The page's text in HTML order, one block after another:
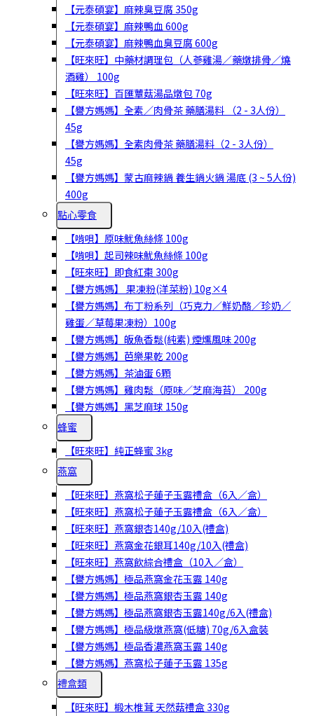
【元泰碩宴】麻辣臭豆腐 350g
【元泰碩宴】麻辣鴨血 600g
【元泰碩宴】麻辣鴨血臭豆腐 600g
【旺來旺】中藥材調理包（人蔘雞湯／藥燉排骨／燒
酒雞） 100g
【旺來旺】百匯蕈菇湯品燉包 70g
【譽方媽媽】全素／肉骨茶 藥膳湯料 （2 - 3人份）
45g
【譽方媽媽】全素肉骨茶 藥膳湯料（2 - 3人份）
45g
【譽方媽媽】蒙古麻辣鍋 養生鍋火鍋 湯底 (3 ~ 5人份)
400g
點心零食
【啃唄】原味魷魚絲條 100g
【啃唄】起司辣味魷魚絲條 100g
【旺來旺】即食紅棗 300g
【譽方媽媽】 果凍粉(洋菜粉) 10g×4
【譽方媽媽】布丁粉系列（巧克力／鮮奶酪／珍奶／
雞蛋／草莓果凍粉）100g
【譽方媽媽】皈魚香鬆(純素) 煙燻風味 200g
【譽方媽媽】芭樂果乾 200g
【譽方媽媽】茶滷蛋 6顆
【譽方媽媽】雞肉鬆（原味／芝麻海苔） 200g
【譽方媽媽】黑芝麻球 150g
蜂蜜
【旺來旺】純正蜂蜜 3kg
燕窩
【旺來旺】燕窩松子蓮子玉露禮盒（6入／盒）
【旺來旺】燕窩松子蓮子玉露禮盒（6入／盒）
【旺來旺】燕窩銀杏140g/10入(禮盒)
【旺來旺】燕窩金花銀耳140g/10入(禮盒)
【旺來旺】燕窩飲綜合禮盒（10入／盒）
【譽方媽媽】極品燕窩金花玉露 140g
【譽方媽媽】極品燕窩銀杏玉露 140g
【譽方媽媽】極品燕窩銀杏玉露140g/6入(禮盒)
【譽方媽媽】極品級燉燕窩(低糖) 70g/6入盒裝
【譽方媽媽】極品香濃燕窩玉露 140g
【譽方媽媽】燕窩松子蓮子玉露 135g
禮盒類
【旺來旺】椴木椎茸 天然菇禮盒 330g